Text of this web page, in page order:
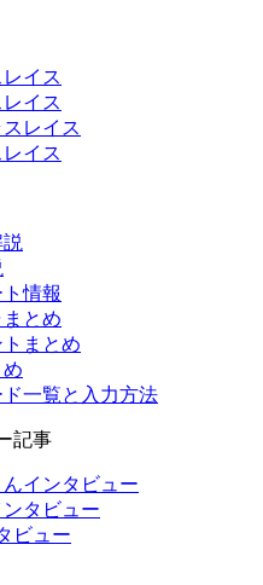
イス
イス
レイス
イス
情報
とめ
まとめ
一覧と入力方法
記事
インタビュー
タビュー
ビュー